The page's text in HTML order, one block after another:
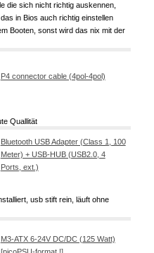
die sich nicht richtig auskennen,
in Bios auch richtig einstellen
Booten, sonst wird das nix mit der
P4 connector cable (4pol-4pol)
Quallität
Bluetooth USB Adapter (Class 1, 100
Meter) + USB-HUB (USB2.0, 4
Ports, ext.)
usb stift rein, läuft ohne
M3-ATX 6-24V DC/DC (125 Watt)